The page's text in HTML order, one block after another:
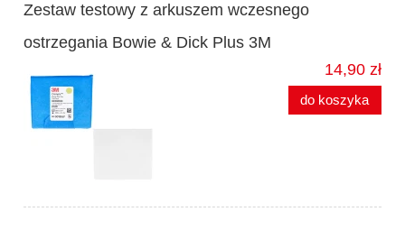
Zestaw testowy z arkuszem wczesnego
ostrzegania Bowie & Dick Plus 3M
14,90 zł
do koszyka